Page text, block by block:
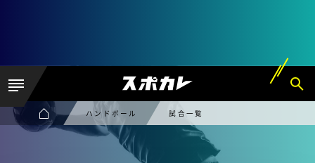
ハンドボール 試合一覧